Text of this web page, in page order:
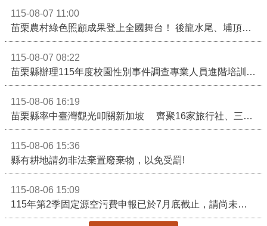
115-08-07 11:00
苗栗農村綠色照顧成果登上全國舞台！ 後龍水尾、埔頂社區前進2026高齡健康產業博覽會
115-08-07 08:22
苗栗縣辦理115年度校園性別事件調查專業人員進階培訓 深化調查實務能力 持續打造安全友善校園
115-08-06 16:19
苗栗縣率中臺灣觀光叩關新加坡 齊聚16家旅行社、三大航空 NATAS旅展開賣主題遊程
115-08-06 15:36
縣有耕地請勿非法棄置廢棄物，以免受罰!
115-08-06 15:09
115年第2季固定源空污費申報已於7月底截止，請尚未申報公私場所儘速完成申繳，以免面臨滯納金及罰鍰!